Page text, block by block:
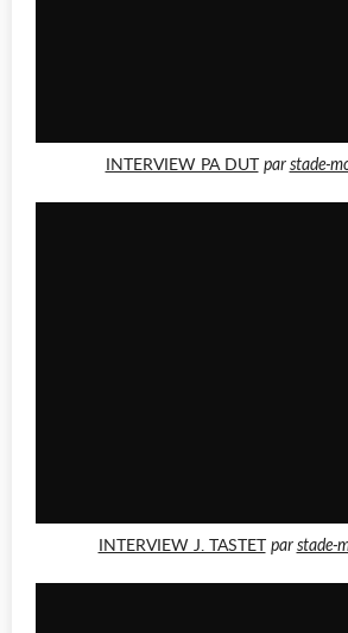
INTERVIEW PA DUT parstade-
INTERVIEW J. TASTET parstade-